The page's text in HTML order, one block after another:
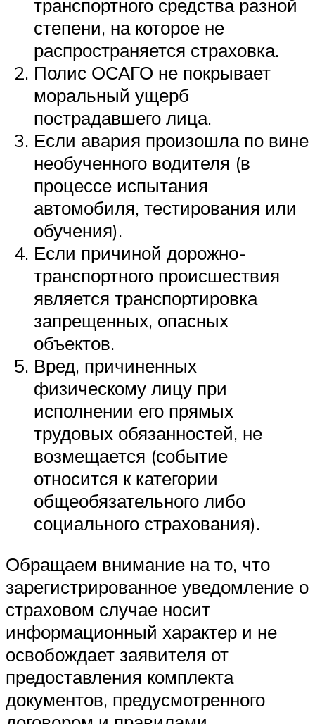
транспортного средства разной
степени, на которое не
распространяется страховка.
Полис ОСАГО не покрывает
моральный ущерб
пострадавшего лица.
Если авария произошла по вине
необученного водителя (в
процессе испытания
автомобиля, тестирования или
обучения).
Если причиной дорожно-
транспортного происшествия
является транспортировка
запрещенных, опасных
объектов.
Вред, причиненных
физическому лицу при
исполнении его прямых
трудовых обязанностей, не
возмещается (событие
относится к категории
общеобязательного либо
социального страхования).
Обращаем внимание на то, что
зарегистрированное уведомление о
страховом случае носит
информационный характер и не
освобождает заявителя от
предоставления комплекта
документов, предусмотренного